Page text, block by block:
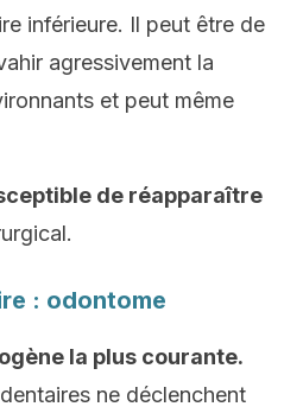
inférieure. Il peut être de
agressivement la
et peut même
de réapparaître
: odontome
la plus courante.
ne déclenchent